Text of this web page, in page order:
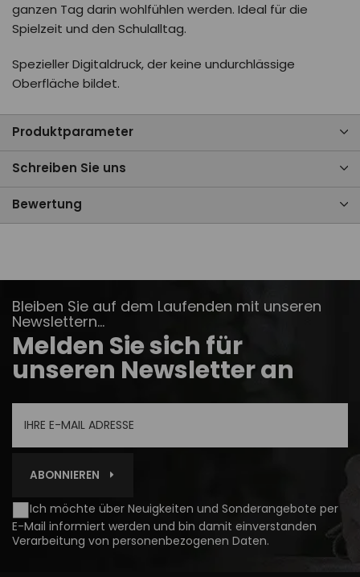
ganzen Tag darin wohlfühlen werden. Ideal für die
Spielzeit und den Schulalltag.
Spezieller Digitaldruck, der keine undurchlässige
Oberfläche bildet.
Produktparameter
Schreiben Sie uns
Bewertung
Bleiben Sie auf dem Laufenden mit unseren
Newslettern...
Melden Sie sich für
unseren Newsletter an
ABONNIEREN
Ich möchte über Neuigkeiten und Sonderangebote per
E-Mail informiert werden und bin damit einverstanden
Verarbeitung von personenbezogenen Daten.